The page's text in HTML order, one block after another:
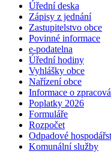
Úřední deska
Zápisy z jednání
Zastupitelstvo obce
Povinné informace
e-podatelna
Úřední hodiny
Vyhlášky obce
Nařízení obce
Informace o
Poplatky 2026
Formuláře
Rozpočet
Odpadové
Komunální služby